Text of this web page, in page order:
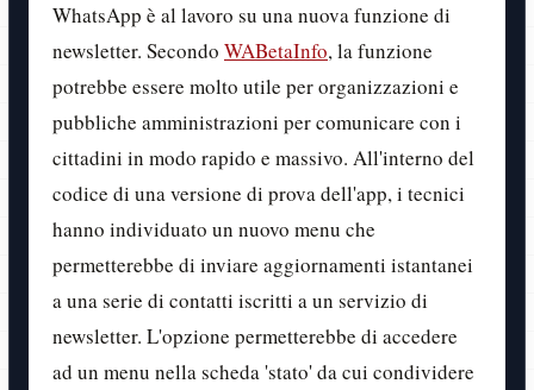
WhatsApp è al lavoro su una nuova funzione di
newsletter. Secondo WABetaInfo, la funzione
potrebbe essere molto utile per organizzazioni e
pubbliche amministrazioni per comunicare con i
cittadini in modo rapido e massivo. All'interno del
codice di una versione di prova dell'app, i tecnici
hanno individuato un nuovo menu che
permetterebbe di inviare aggiornamenti istantanei
a una serie di contatti iscritti a un servizio di
newsletter. L'opzione permetterebbe di accedere
ad un menu nella scheda 'stato' da cui condividere